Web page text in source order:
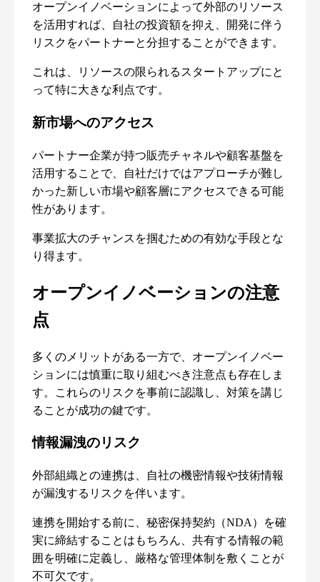
オープンイノベーションによって外部のリソース
を活用すれば、自社の投資額を抑え、開発に伴う
リスクをパートナーと分担することができます。
これは、リソースの限られるスタートアップにと
って特に大きな利点です。
新市場へのアクセス
パートナー企業が持つ販売チャネルや顧客基盤を
活用することで、自社だけではアプローチが難し
かった新しい市場や顧客層にアクセスできる可能
性があります。
事業拡大のチャンスを掴むための有効な手段とな
り得ます。
オープンイノベーションの注意
点
多くのメリットがある一方で、オープンイノベー
ションには慎重に取り組むべき注意点も存在しま
す。これらのリスクを事前に認識し、対策を講じ
ることが成功の鍵です。
情報漏洩のリスク
外部組織との連携は、自社の機密情報や技術情報
が漏洩するリスクを伴います。
連携を開始する前に、秘密保持契約（NDA）を確
実に締結することはもちろん、共有する情報の範
囲を明確に定義し、厳格な管理体制を敷くことが
不可欠です。